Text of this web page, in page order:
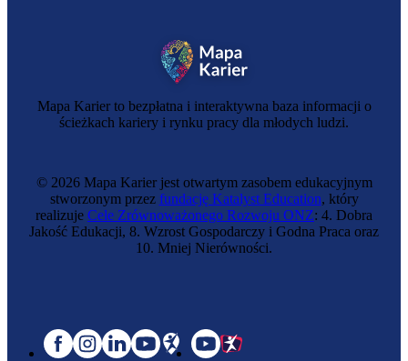
Mapa Karier to bezpłatna i interaktywna baza informacji o
ścieżkach kariery i rynku pracy dla młodych ludzi.
© 2026 Mapa Karier jest otwartym zasobem edukacyjnym
stworzonym przez fundację Katalyst Education, który
realizuje Cele Zrównoważonego Rozwoju ONZ: 4. Dobra
Jakość Edukacji, 8. Wzrost Gospodarczy i Godna Praca oraz
10. Mniej Nierówności.